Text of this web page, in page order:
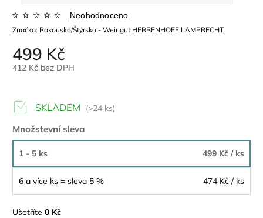
Značka: Rakousko/Štýrsko - Weingut HERRENHOFF LAMPRECHT
Neohodnoceno
499 Kč
412 Kč bez DPH
SKLADEM (>24 ks)
Množstevní sleva
1 - 5 ks 499 Kč / ks
6 a více ks = sleva 5 % 474 Kč / ks
Ušetříte 0 Kč